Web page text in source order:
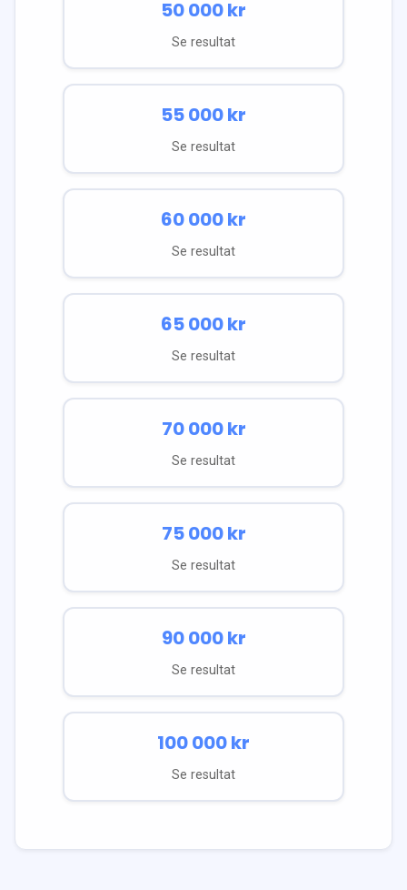
50 000kr
Se resultat
55 000kr
Se resultat
60 000kr
Se resultat
65 000kr
Se resultat
70 000kr
Se resultat
75 000kr
Se resultat
90 000kr
Se resultat
100 000kr
Se resultat